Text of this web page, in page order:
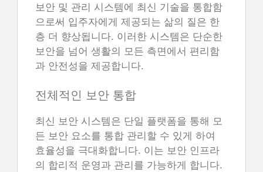
보안 및 관리 시스템에 최신 기술을 통합함
으로써 입주자에게 제공되는 삶의 질은 한
층 더 향상됩니다. 이러한 시스템은 단순한
보안을 넘어 생활의 모든 측면에서 편리함
과 안전성을 제공합니다.
전체적인 보안 통합
최신 보안 시스템은 단일 플랫폼을 통해 모
든 보안 요소를 통합 관리할 수 있게 하여
효율성을 극대화합니다. 이는 보안 인프라
의 합리적 운영과 관리를 가능하게 합니다.